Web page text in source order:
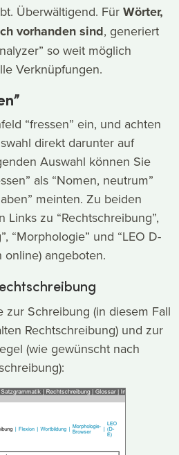
Überwältigend. Für Wörter,
vorhanden sind, generiert
so weit möglich
Verknüpfungen.
“fressen” ein, und achten
direkt darunter auf
Auswahl können Sie
als “Nomen, neutrum”
meinten. Zu beiden
zu “Rechtschreibung”,
“Morphologie” und “LEO D-
online) angeboten.
zur Schreibung (in diesem Fall
Rechtschreibung) und zur
(wie gewünscht nach